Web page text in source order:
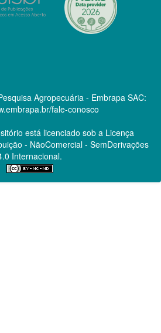
Agropecuária - Embrapa SAC:
fale-conosco
está licenciado sob a Licença
- NãoComercial - SemDerivações
Internacional.